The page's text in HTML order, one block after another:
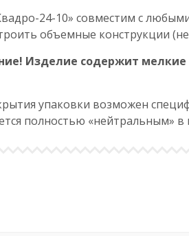
24-10» совместим с
объемные конструкции
Изделие содержит мелкие
упаковки возможен
полностью «нейтральным» в